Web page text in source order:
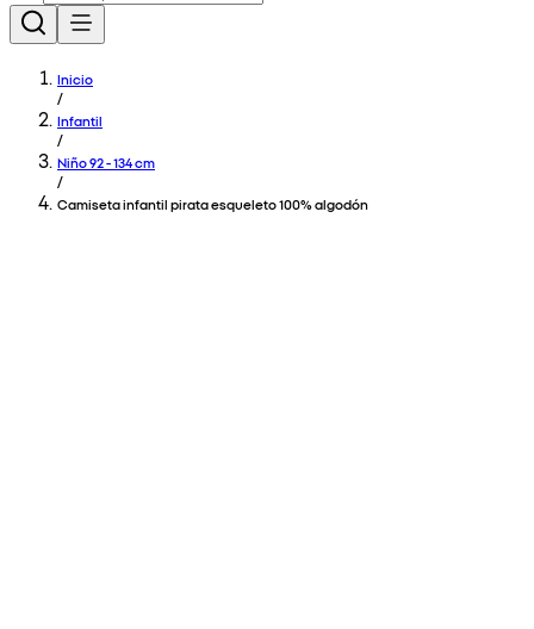
Inicio
/
Infantil
/
Niño 92 - 134 cm
/
Camiseta infantil pirata esqueleto 100% algodón